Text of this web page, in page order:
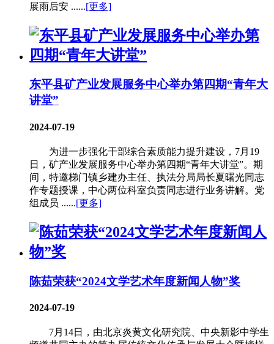
展雨后安 ......[更多]
东平县矿产业发展服务中心举办第四期“青年大
讲堂”
2024-07-19
为进一步强化干部综合素质能力提升建设，7月19
日，矿产业发展服务中心举办第四期“青年大讲堂”。期
间，特邀梯门镇乡建办主任、执法分局局长夏曙光同志
作专题授课，中心两位科室负责同志进行业务讲解。党
组成员 ......[更多]
陈茹荣获“2024文学艺术年度新闻人物”奖
2024-07-19
7月14日，由北京炎黄文化研究院、中央新影中学生